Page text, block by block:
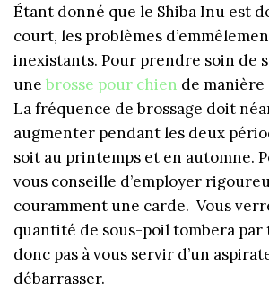
Étant donné que le Shiba Inu est
court, les problèmes
inexistants. Pour prendre soin de
une brosse pour chien de manière
La fréquence de brossage doit
augmenter pendant les deux
soit au printemps et en automne.
vous conseille d’employer
couramment une carde. Vous
quantité de sous-poil tombera par
donc pas à vous servir d’un
débarrasser.